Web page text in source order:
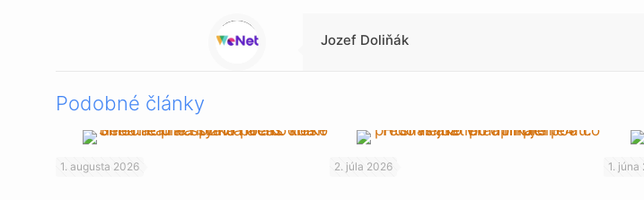
Warning
: Trying to access array offset on null in
/data/1/4/149a9a91-3acc-4306-8eec-62104a76cbc2/skica.online/web/wp-content/themes/betheme-child/includes/content-single.php
on line
286
Jozef Doliňák
Podobné články
1. augusta 2026 2. júla 2026 1. júna